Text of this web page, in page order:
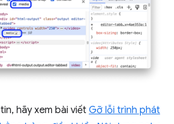
hãy xem bài viết Gỡ lỗi trình phát